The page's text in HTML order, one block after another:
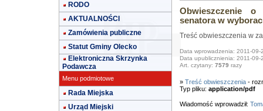
RODO
AKTUALNOŚCI
Zamówienia publiczne
Statut Gminy Olecko
Elektroniczna Skrzynka
Podawcza
Menu podmiotowe
Rada Miejska
Urząd Miejski
Obwieszczenie o
senatora w
Treść obwieszczenia w
Data wprowadzenia: 2011-09-
Data upublicznienia: 2011-09-
Art. czytany: 7579 razy
» Treść obwieszczenia-
Typ pliku: application/pdf
Wiadomość wprowadził: